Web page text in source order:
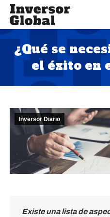
¿Qué se
el éxito en
Inversor Diario
Existe una lista de